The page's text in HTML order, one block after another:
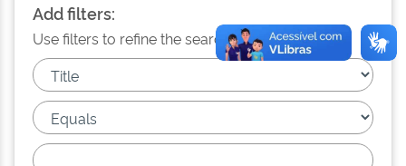
Add filters:
Use filters to refine the search results.